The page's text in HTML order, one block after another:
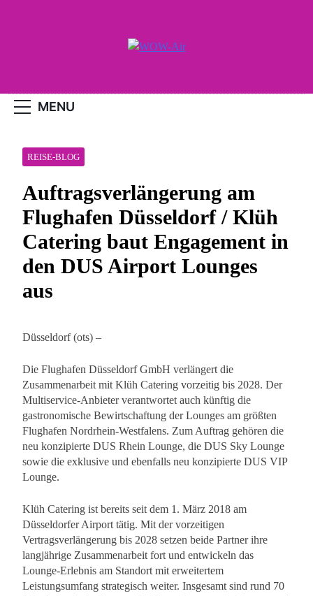
MENU
REISE-BLOG
Auftragsverlängerung am
Flughafen Düsseldorf / Klüh
Catering baut Engagement in
den DUS Airport Lounges
aus
Düsseldorf (ots) –
Die Flughafen Düsseldorf GmbH verlängert die
Zusammenarbeit mit Klüh Catering vorzeitig bis 2028. Der
Multiservice-Anbieter verantwortet auch künftig die
gastronomische Bewirtschaftung der Lounges am größten
Flughafen Nordrhein-Westfalens. Zum Auftrag gehören die
neu konzipierte DUS Rhein Lounge, die DUS Sky Lounge
sowie die exklusive und ebenfalls neu konzipierte DUS VIP
Lounge.
Klüh Catering ist bereits seit dem 1. März 2018 am
Düsseldorfer Airport tätig. Mit der vorzeitigen
Vertragsverlängerung bis 2028 setzen beide Partner ihre
langjährige Zusammenarbeit fort und entwickeln das
Lounge-Erlebnis am Standort mit erweitertem
Leistungsumfang strategisch weiter. Insgesamt sind rund 70